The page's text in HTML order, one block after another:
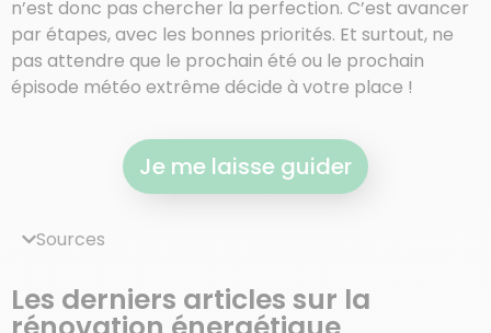
n’est donc pas chercher la perfection. C’est avancer
par étapes, avec les bonnes priorités. Et surtout, ne
pas attendre que le prochain été ou le prochain
épisode météo extrême décide à votre place !
Je me laisse guider
Sources
Les derniers articles sur la